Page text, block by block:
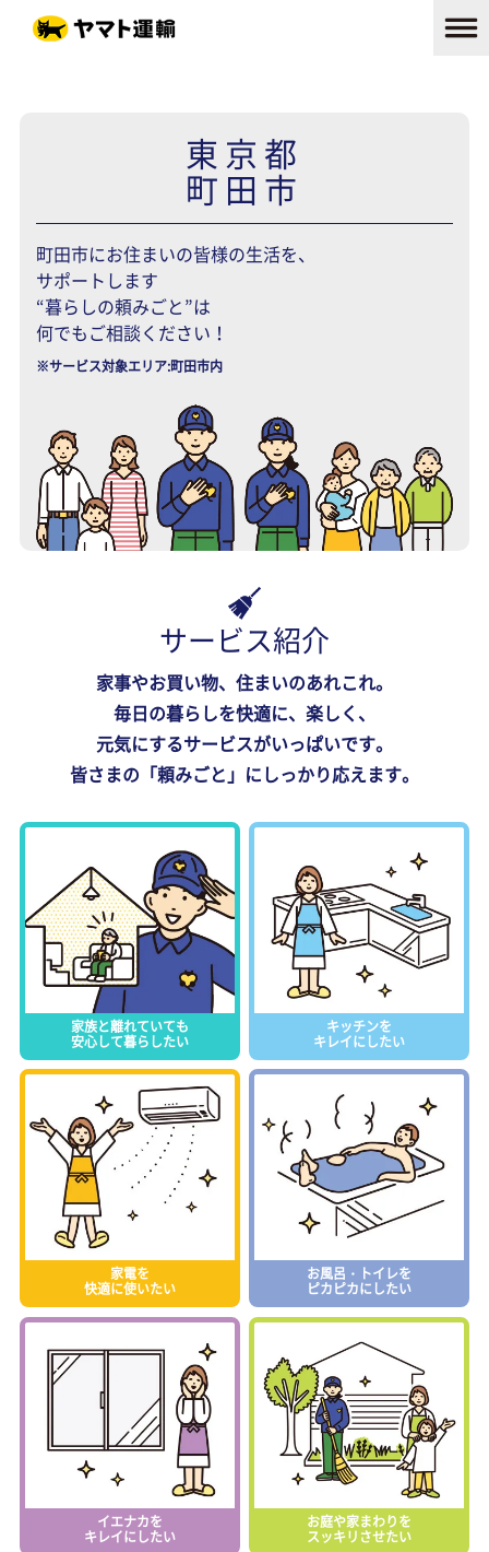
東京都
町田市
町田市にお住まいの皆様の生活を、
サポートします
“暮らしの頼みごと”は
何でもご相談ください！
※サービス対象エリア:町田市内
サービス紹介
家事やお買い物、住まいのあれこれ。
毎日の暮らしを快適に、楽しく、
元気にするサービスがいっぱいです。
皆さまの「頼みごと」にしっかり応えます。
家族と離れていても
安心して暮らしたい
キッチンを
キレイにしたい
家電を
快適に使いたい
お風呂・トイレを
ピカピカにしたい
イエナカを
キレイにしたい
お庭や家まわりを
スッキリさせたい